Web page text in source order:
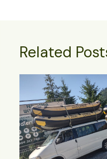
Related